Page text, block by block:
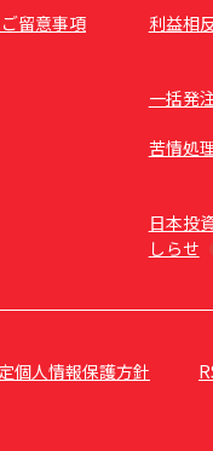
留意事項 利益相
一括発
苦情処
日本投
しらせ
個人情報保護方針